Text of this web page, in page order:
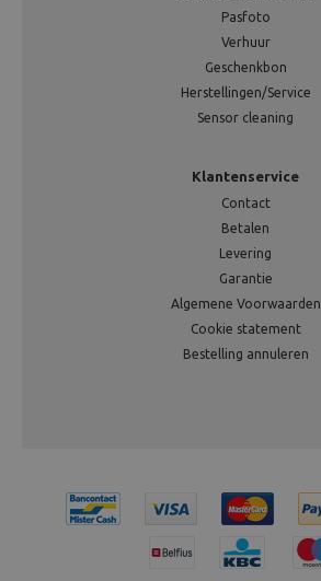
Pasfoto
Verhuur
Geschenkbon
Herstellingen/Service
Sensor cleaning
Klantenservice
Contact
Betalen
Levering
Garantie
Algemene Voorwaarden
Cookie statement
Bestelling annuleren